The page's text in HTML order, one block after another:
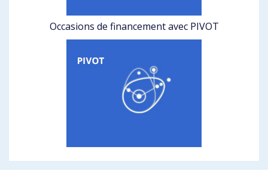
Occasions de financement avec PIVOT